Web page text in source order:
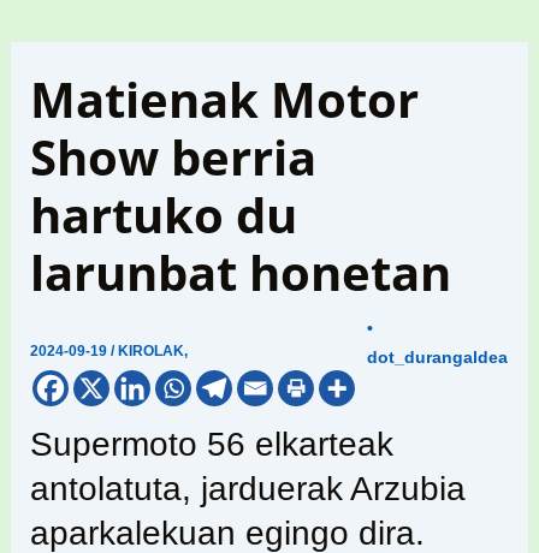
Matienak Motor
Show berria
hartuko du
larunbat honetan
2024-09-19/ KIROLAK,
•
dot_durangaldea
Supermoto 56 elkarteak
antolatuta, jarduerak Arzubia
aparkalekuan egingo dira.